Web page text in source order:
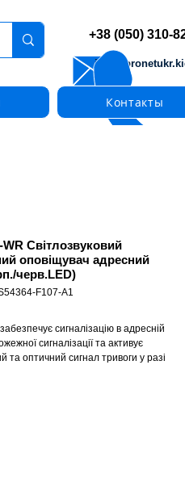
+38 (050) 310-
Контакты
WR Світлозвуковий
оповіщувач адресний
черв.LED)
F107-A1
сигналізацію в адресній
сигналізації та активує
та оптичний сигнал тривоги у разі